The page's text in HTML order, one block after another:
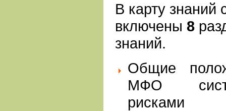
В карту знаний
включены 8
знаний.
Общие
МФО